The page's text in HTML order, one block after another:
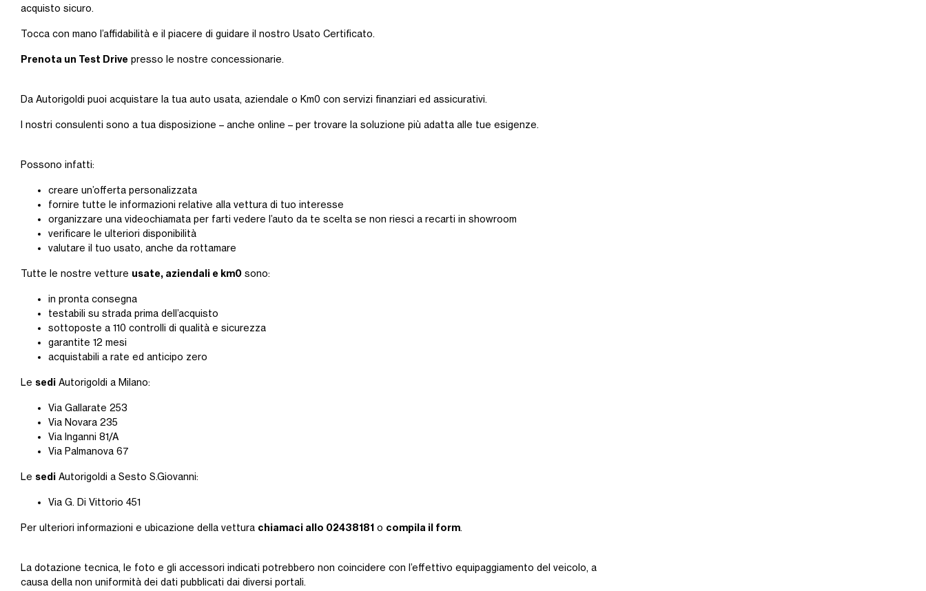
acquisto sicuro.
Tocca con mano l’affidabilità e il piacere di guidare il nostro Usato Certificato.
Prenota un Test Drive presso le nostre concessionarie.
Da Autorigoldi puoi acquistare la tua auto usata, aziendale o Km0 con servizi finanziari ed assicurativi.
I nostri consulenti sono a tua disposizione – anche online – per trovare la soluzione più adatta alle tue esigenze.
Possono infatti:
creare un’offerta personalizzata
fornire tutte le informazioni relative alla vettura di tuo interesse
organizzare una videochiamata per farti vedere l’auto da te scelta se non riesci a recarti in showroom
verificare le ulteriori disponibilità
valutare il tuo usato, anche da rottamare
Tutte le nostre vetture usate, aziendali e km0 sono:
in pronta consegna
testabili su strada prima dell’acquisto
sottoposte a 110 controlli di qualità e sicurezza
garantite 12 mesi
acquistabili a rate ed anticipo zero
Le sedi Autorigoldi a Milano:
Via Gallarate 253
Via Novara 235
Via Inganni 81/A
Via Palmanova 67
Le sedi Autorigoldi a Sesto S.Giovanni:
Via G. Di Vittorio 451
Per ulteriori informazioni e ubicazione della vettura chiamaci allo 02438181 o compila il form.
La dotazione tecnica, le foto e gli accessori indicati potrebbero non coincidere con l’effettivo equipaggiamento del veicolo, a
causa della non uniformità dei dati pubblicati dai diversi portali.